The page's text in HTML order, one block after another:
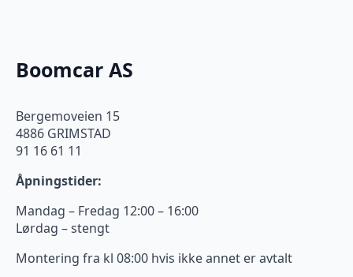
Boomcar AS
Bergemoveien 15
4886 GRIMSTAD
91 16 61 11
Åpningstider:
Mandag – Fredag 12:00 – 16:00
Lørdag – stengt
Montering fra kl 08:00 hvis ikke annet er avtalt